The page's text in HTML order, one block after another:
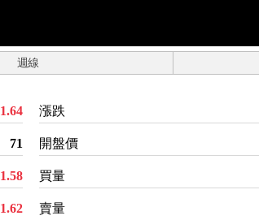
週線
1.64
71
1.58
1.62
漲跌
開盤價
買量
賣量